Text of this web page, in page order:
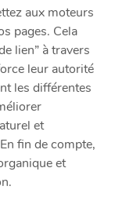
aux moteurs
pages. Cela
lien” à travers
leur autorité
les différentes
et
fin de compte,
et